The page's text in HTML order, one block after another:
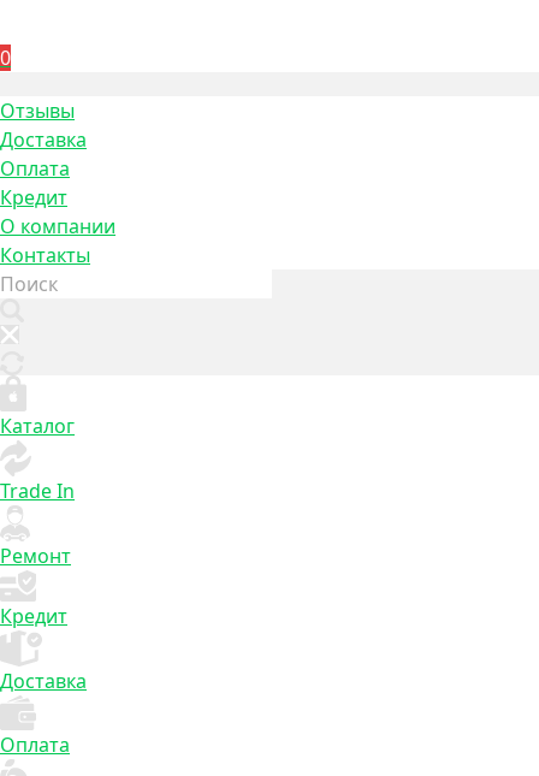
0
Отзывы
Доставка
Оплата
Кредит
О компании
Контакты
Каталог
Trade In
Ремонт
Кредит
Доставка
Оплата